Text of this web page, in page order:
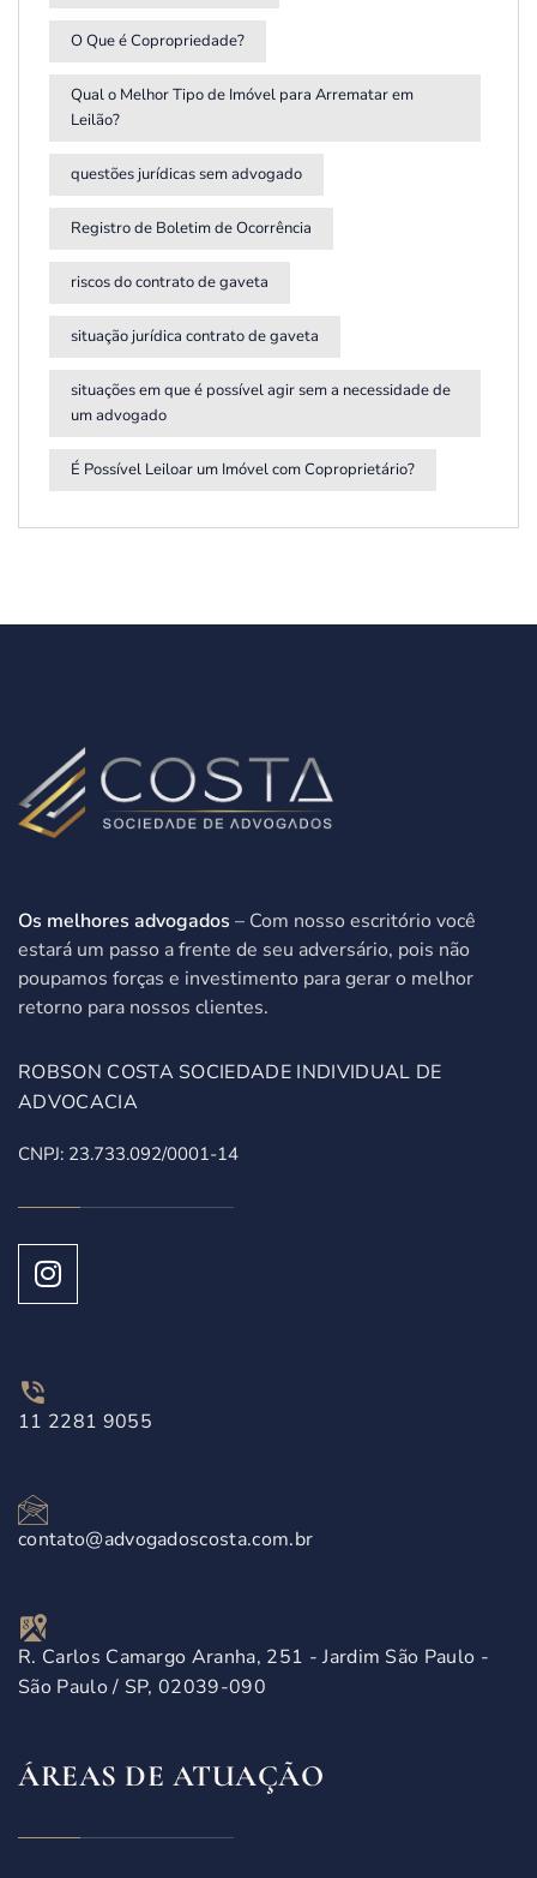
O Que é Copropriedade?
Qual o Melhor Tipo de Imóvel para Arrematar em
Leilão?
questões jurídicas sem advogado
Registro de Boletim de Ocorrência
riscos do contrato de gaveta
situação jurídica contrato de gaveta
situações em que é possível agir sem a necessidade de
um advogado
É Possível Leiloar um Imóvel com Coproprietário?
Os melhores advogados – Com nosso escritório você
estará um passo a frente de seu adversário, pois não
poupamos forças e investimento para gerar o melhor
retorno para nossos clientes.
ROBSON COSTA SOCIEDADE INDIVIDUAL DE
ADVOCACIA
CNPJ: 23.733.092/0001-14
11 2281 9055
contato@advogadoscosta.com.br
R. Carlos Camargo Aranha, 251 - Jardim São Paulo -
São Paulo / SP, 02039-090
ÁREAS DE ATUAÇÃO